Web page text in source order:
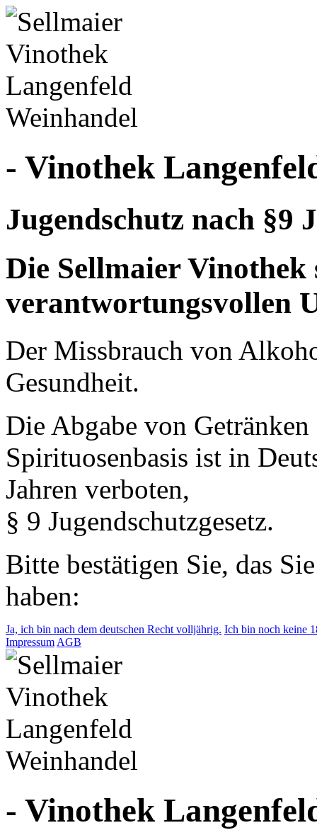
- Vinothek
Jugendschutz nach §9
Die Sellmaier Vinothek
verantwortungsvollen
Der Missbrauch von
Gesundheit.
Die Abgabe von
Spirituosenbasis ist in
Jahren verboten,
§ 9 Jugendschutzgesetz.
Bitte bestätigen Sie, das
haben:
Ja, ich bin nach dem deutschen Recht volljährig. Ich bin noch keine
Impressum AGB
- Vinothek